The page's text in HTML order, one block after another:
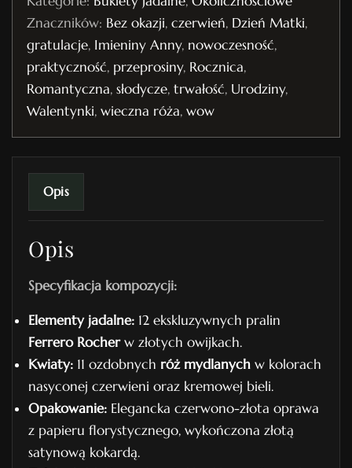
u
k
i
e
t
n
r
.
7
Znaczników: Bez okazji, czerwień, Dzień Matki,
gratulacje, Imieniny Anny, nowoczesność,
praktyczność, przeprosiny, Rocznica,
Romantyczna, słodycze, trwałość, Urodziny,
Walentynki, wieczna róża, wow
Opis
Opis
Specyfikacja kompozycji:
Elementy jadalne: 12 ekskluzywnych pralin
Ferrero Rocherw złotych owijkach.
Kwiaty: 11 ozdobnych róż mydlanych w kolorach
nasyconej czerwieni oraz kremowej bieli.
Opakowanie: Elegancka czerwono-złota oprawa
z papieru florystycznego, wykończona złotą
satynową kokardą.